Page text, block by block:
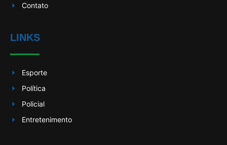
Contato
LINKS
Esporte
Política
Policial
Entretenimento